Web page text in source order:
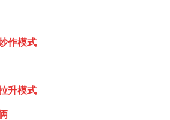
作模式
升模式